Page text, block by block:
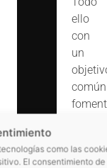
como las
El consentimiento de
ello
con
un